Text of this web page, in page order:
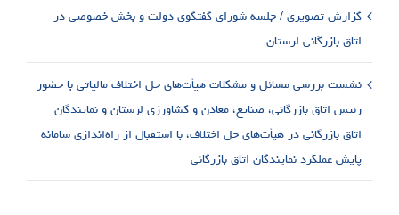
گزارش تصویری / جلسه شورای گفتگوی دولت و بخش خصوصی در
اتاق بازرگانی لرستان
نشست بررسی مسائل و مشکلات هیأت‌های حل اختلاف مالیاتی با حضور
رئیس اتاق بازرگانی، صنایع، معادن و کشاورزی لرستان و نمایندگان
اتاق بازرگانی در هیأت‌های حل اختلاف، با استقبال از راه‌اندازی سامانه
پایش عملکرد نمایندگان اتاق بازرگانی